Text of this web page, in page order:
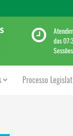
das
Processo